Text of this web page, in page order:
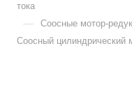
тока
— Соосные мотор-
Соосный цилиндрический